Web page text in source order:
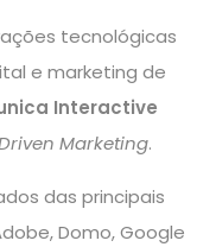
tecnológicas
e marketing de
Interactive
Marketing.
das principais
Domo, Google